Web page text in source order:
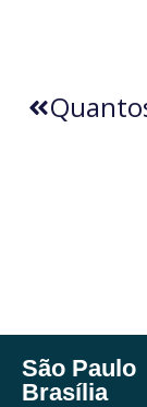
São Paulo
Brasília